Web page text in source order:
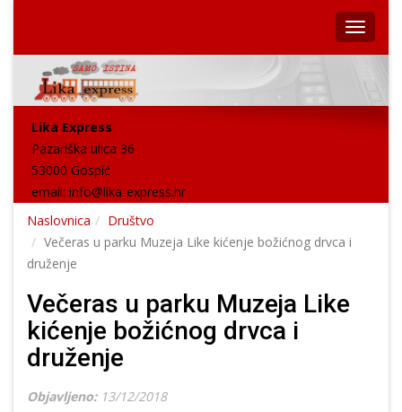
Lika Express
Pazariška ulica 36
53000 Gospić
email: info@lika-express.hr
Naslovnica
Društvo
Večeras u parku Muzeja Like kićenje božićnog drvca i
druženje
Večeras u parku Muzeja Like
kićenje božićnog drvca i
druženje
Objavljeno: 13/12/2018